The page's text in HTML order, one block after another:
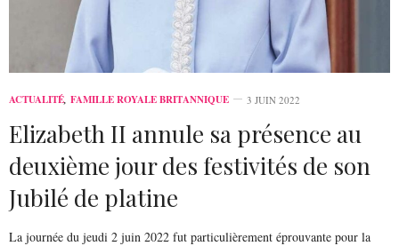
ACTUALITÉ, FAMILLE ROYALE BRITANNIQUE 3 JUIN 2022
Elizabeth II annule sa présence au
deuxième jour des festivités de son
Jubilé de platine
La journée du jeudi 2 juin 2022 fut particulièrement éprouvante pour la